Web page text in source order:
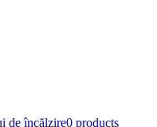
de încălzire0 products